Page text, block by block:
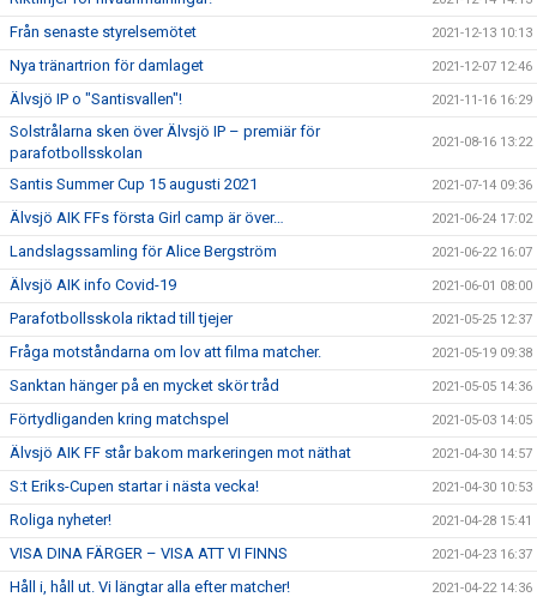
Från senaste styrelsemötet 2021-12-13 10:13
Nya tränartrion för damlaget 2021-12-07 12:46
Älvsjö IP o "Santisvallen"! 2021-11-16 16:29
Solstrålarna sken över Älvsjö IP – premiär för
parafotbollsskolan
2021-08-16 13:22
Santis Summer Cup 15 augusti 2021 2021-07-14 09:36
Älvsjö AIK FFs första Girl camp är över… 2021-06-24 17:02
Landslagssamling för Alice Bergström 2021-06-22 16:07
Älvsjö AIK info Covid-19 2021-06-01 08:00
Parafotbollsskola riktad till tjejer 2021-05-25 12:37
Fråga motståndarna om lov att filma matcher. 2021-05-19 09:38
Sanktan hänger på en mycket skör tråd 2021-05-05 14:36
Förtydliganden kring matchspel 2021-05-03 14:05
Älvsjö AIK FF står bakom markeringen mot näthat 2021-04-30 14:57
S:t Eriks-Cupen startar i nästa vecka! 2021-04-30 10:53
Roliga nyheter! 2021-04-28 15:41
VISA DINA FÄRGER – VISA ATT VI FINNS 2021-04-23 16:37
Håll i, håll ut. Vi längtar alla efter matcher! 2021-04-22 14:36